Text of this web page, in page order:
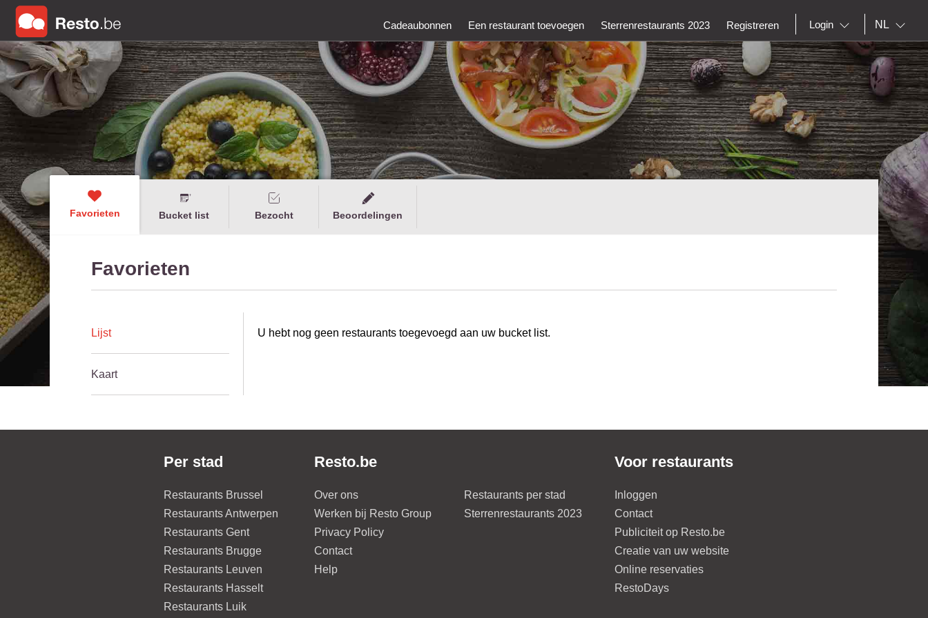
Cadeaubonnen Een restaurant toevoegen Sterrenrestaurants 2023 Registreren Login NL
Favorieten Bucket list Bezocht Beoordelingen
Favorieten
Lijst
Kaart
U hebt nog geen restaurants toegevoegd aan uw bucket list.
Per stad
Restaurants Brussel
Restaurants Antwerpen
Restaurants Gent
Restaurants Brugge
Restaurants Leuven
Restaurants Hasselt
Restaurants Luik
Resto.be
Over ons
Werken bij Resto Group
Privacy Policy
Contact
Help
Restaurants per stad
Sterrenrestaurants 2023
Voor restaurants
Inloggen
Contact
Publiciteit op Resto.be
Creatie van uw website
Online reservaties
RestoDays